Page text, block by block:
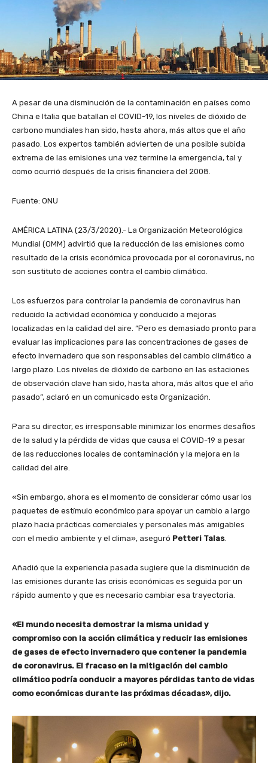
A pesar de una disminución de la contaminación en países como
China e Italia que batallan el COVID-19, los niveles de dióxido de
carbono mundiales han sido, hasta ahora, más altos que el año
pasado. Los expertos también advierten de una posible subida
extrema de las emisiones una vez termine la emergencia, tal y
como ocurrió después de la crisis financiera del 2008.
Fuente: ONU
AMÉRICA LATINA (23/3/2020).- La Organización Meteorológica
Mundial (OMM) advirtió que la reducción de las emisiones como
resultado de la crisis económica provocada por el coronavirus, no
son sustituto de acciones contra el cambio climático.
Los esfuerzos para controlar la pandemia de coronavirus han
reducido la actividad económica y conducido a mejoras
localizadas en la calidad del aire. “Pero es demasiado pronto para
evaluar las implicaciones para las concentraciones de gases de
efecto invernadero que son responsables del cambio climático a
largo plazo. Los niveles de dióxido de carbono en las estaciones
de observación clave han sido, hasta ahora, más altos que el año
pasado”, aclaró en un comunicado esta Organización.
Para su director, es irresponsable minimizar los enormes desafíos
de la salud y la pérdida de vidas que causa el COVID-19 a pesar
de las reducciones locales de contaminación y la mejora en la
calidad del aire.
«Sin embargo, ahora es el momento de considerar cómo usar los
paquetes de estímulo económico para apoyar un cambio a largo
plazo hacia prácticas comerciales y personales más amigables
con el medio ambiente y el clima», aseguró Petteri Talas.
Añadió que la experiencia pasada sugiere que la disminución de
las emisiones durante las crisis económicas es seguida por un
rápido aumento y que es necesario cambiar esa trayectoria.
«El mundo necesita demostrar la misma unidad y
compromiso con la acción climática y reducir las emisiones
de gases de efecto invernadero que contener la pandemia
de coronavirus. El fracaso en la mitigación del cambio
climático podría conducir a mayores pérdidas tanto de vidas
como económicas durante las próximas décadas», dijo.